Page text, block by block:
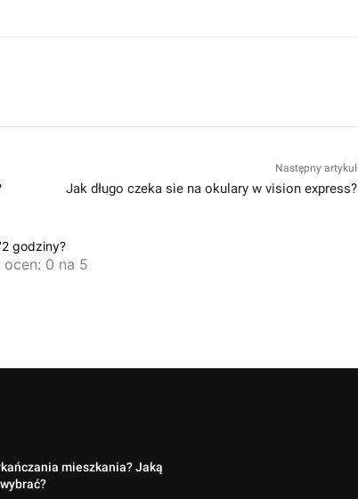
Następny artykuł
Jak długo czeka sie na okulary w vision express?
godziny?
0 na 5
mieszkania? Jaką